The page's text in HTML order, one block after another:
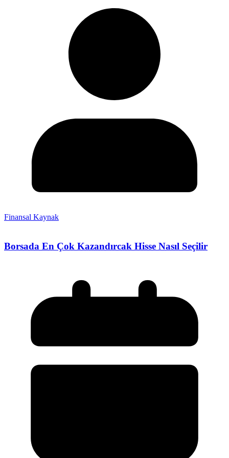
Finansal Kaynak
Borsada En Çok Kazandırcak Hisse Nasıl Seçilir